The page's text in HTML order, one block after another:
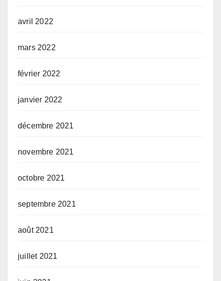
avril 2022
mars 2022
février 2022
janvier 2022
décembre 2021
novembre 2021
octobre 2021
septembre 2021
août 2021
juillet 2021